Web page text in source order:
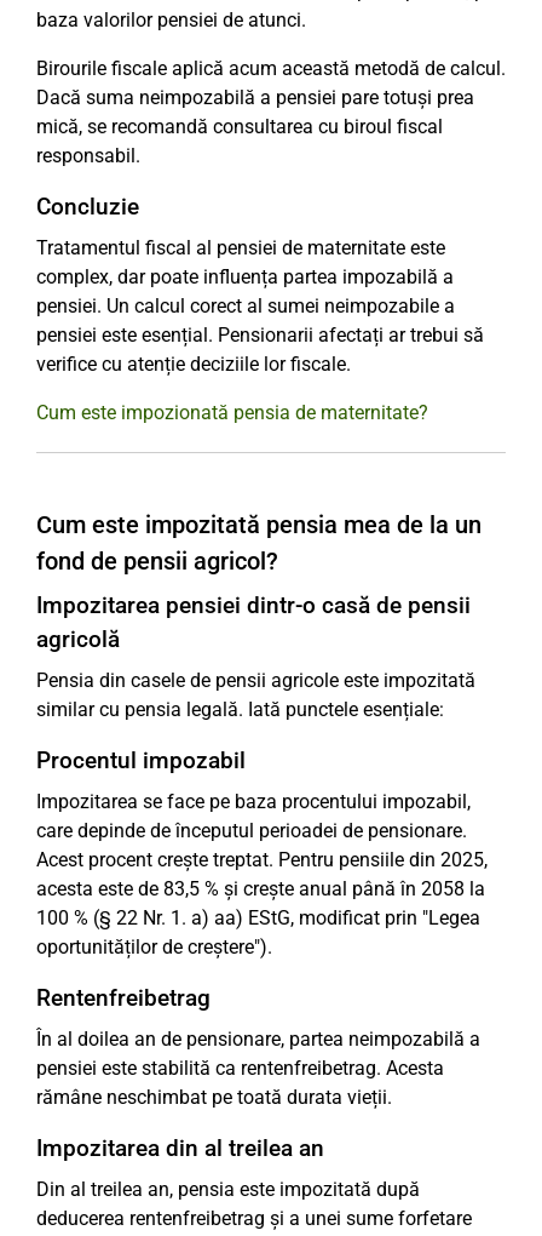
baza valorilor pensiei de atunci.
Birourile fiscale aplică acum această metodă de calcul.
Dacă suma neimpozabilă a pensiei pare totuși prea
mică, se recomandă consultarea cu biroul fiscal
responsabil.
Concluzie
Tratamentul fiscal al pensiei de maternitate este
complex, dar poate influența partea impozabilă a
pensiei. Un calcul corect al sumei neimpozabile a
pensiei este esențial. Pensionarii afectați ar trebui să
verifice cu atenție deciziile lor fiscale.
Cum este impozionată pensia de maternitate?
Cum este impozitată pensia mea de la un
fond de pensii agricol?
Impozitarea pensiei dintr-o casă de pensii
agricolă
Pensia din casele de pensii agricole este impozitată
similar cu pensia legală. Iată punctele esențiale:
Procentul impozabil
Impozitarea se face pe baza procentului impozabil,
care depinde de începutul perioadei de pensionare.
Acest procent crește treptat. Pentru pensiile din 2025,
acesta este de 83,5 % și crește anual până în 2058 la
100 % (§ 22 Nr. 1. a) aa) EStG, modificat prin "Legea
oportunităților de creștere").
Rentenfreibetrag
În al doilea an de pensionare, partea neimpozabilă a
pensiei este stabilită ca rentenfreibetrag. Acesta
rămâne neschimbat pe toată durata vieții.
Impozitarea din al treilea an
Din al treilea an, pensia este impozitată după
deducerea rentenfreibetrag și a unei sume forfetare